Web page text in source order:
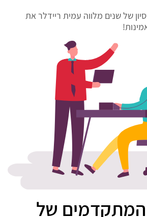
של שנים מלווה עמית ריידלר את
המתקדמים של